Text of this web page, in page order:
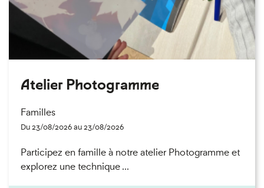
Atelier Photogramme
Familles
Du 23/08/2026 au 23/08/2026
Participez en famille à notre atelier Photogramme et
explorez une technique ...